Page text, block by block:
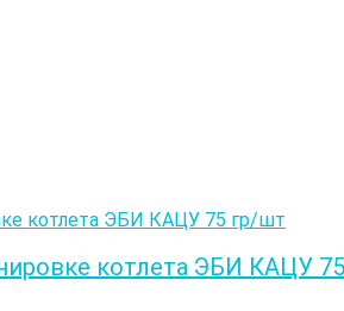
котлета ЭБИ КАЦУ